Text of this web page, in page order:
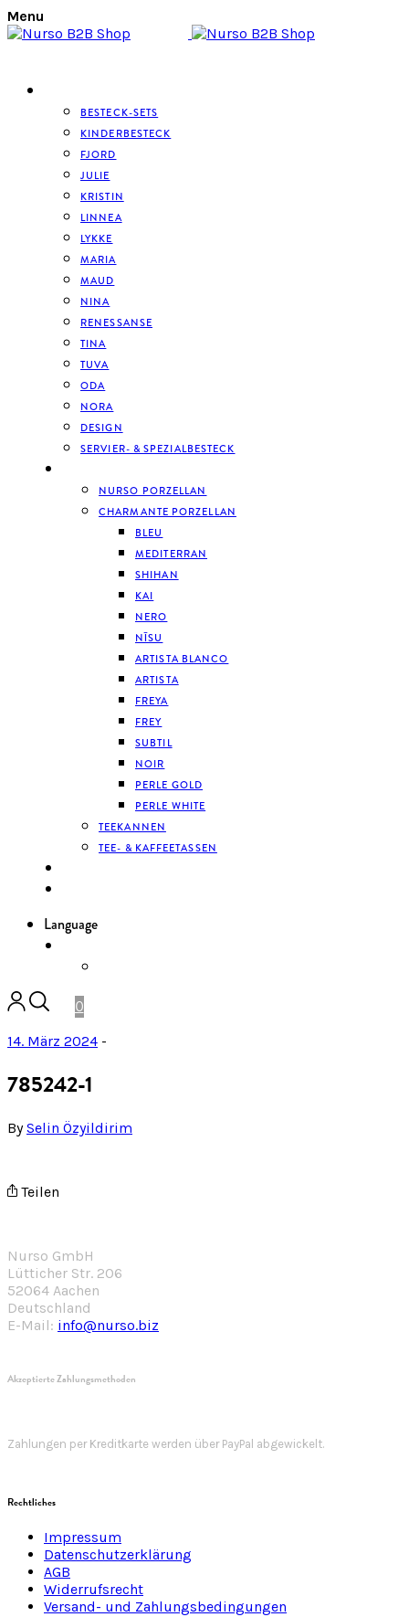
Menu
BESTECK-SETS
KINDERBESTECK
FJORD
JULIE
KRISTIN
LINNEA
LYKKE
MARIA
MAUD
NINA
RENESSANSE
TINA
TUVA
ODA
NORA
DESIGN
SERVIER- & SPEZIALBESTECK
NURSO PORZELLAN
CHARMANTE PORZELLAN
BLEU
MEDITERRAN
SHIHAN
KAI
NERO
NĪSU
ARTISTA BLANCO
ARTISTA
FREYA
FREY
SUBTIL
NOIR
PERLE GOLD
PERLE WHITE
TEEKANNEN
TEE- & KAFFEETASSEN
Language
0
14. März 2024 -
785242-1
BySelin Özyildirim
Teilen
Nurso GmbH
Lütticher Str. 206
52064 Aachen
Deutschland
E-Mail: info@nurso.biz
Akzeptierte Zahlungsmethoden
Zahlungen per Kreditkarte werden über PayPal abgewickelt.
Rechtliches
Impressum
Datenschutzerklärung
AGB
Widerrufsrecht
Versand- und Zahlungsbedingungen